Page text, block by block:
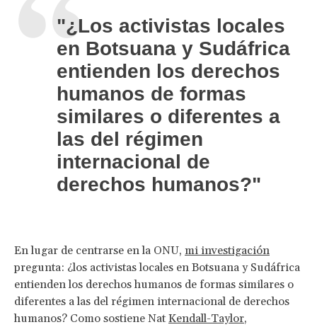
"¿Los activistas locales
en Botsuana y Sudáfrica
entienden los derechos
humanos de formas
similares o diferentes a
las del régimen
internacional de
derechos humanos?"
En lugar de centrarse en la ONU, mi investigación
pregunta: ¿los activistas locales en Botsuana y Sudáfrica
entienden los derechos humanos de formas similares o
diferentes a las del régimen internacional de derechos
humanos? Como sostiene Nat Kendall-Taylor,